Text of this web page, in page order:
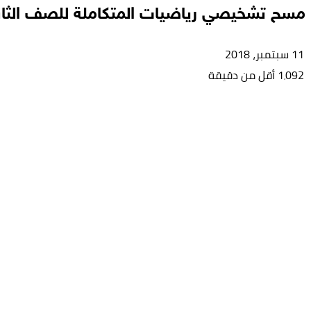
مسح تشخيصي رياضيات المتكاملة للصف
11 سبتمبر، 2018
1٬092 أقل من دقيقة